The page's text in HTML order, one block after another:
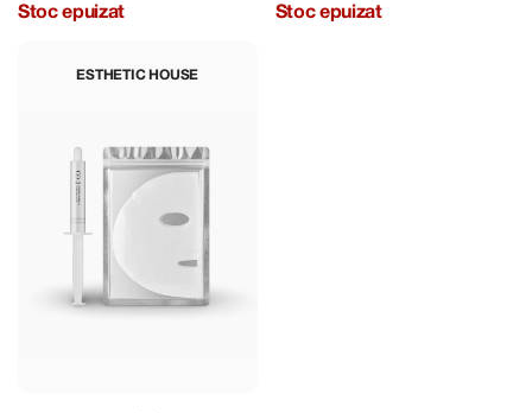
Stoc epuizat Stoc epuizat
ESTHETIC HOUSE